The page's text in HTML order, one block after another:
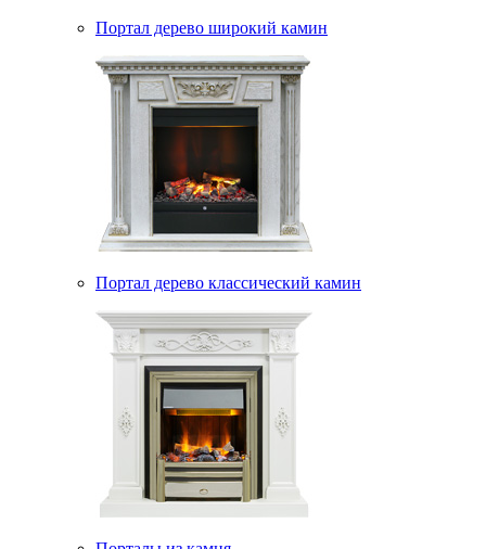
Портал дерево широкий камин
Портал дерево классический камин